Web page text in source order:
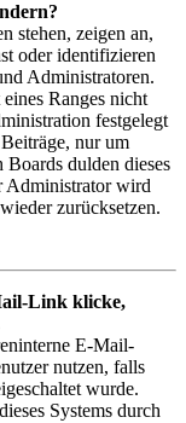
stehen, zeigen an,
oder identifizieren
Administratoren.
Ranges nicht
festgelegt
nur um
dulden dieses
Administrator wird
zurücksetzen.
Link klicke,
E-Mail-
nutzen, falls
wurde.
Systems durch